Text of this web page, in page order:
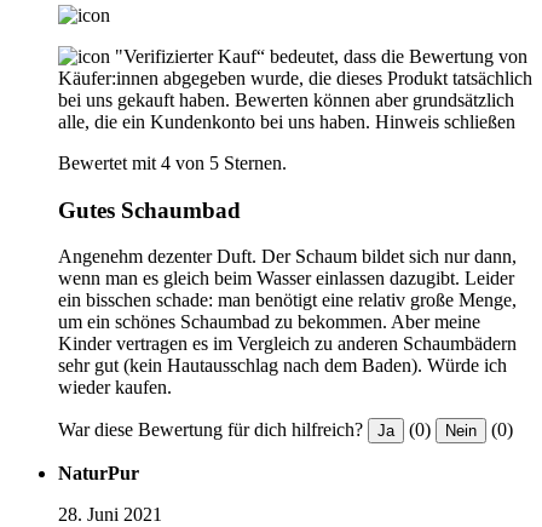
"Verifizierter Kauf“ bedeutet, dass die Bewertung von
Käufer:innen abgegeben wurde, die dieses Produkt tatsächlich
bei uns gekauft haben. Bewerten können aber grundsätzlich
alle, die ein Kundenkonto bei uns haben. Hinweis schließen
Bewertet mit 4 von 5 Sternen.
Gutes Schaumbad
Angenehm dezenter Duft. Der Schaum bildet sich nur dann,
wenn man es gleich beim Wasser einlassen dazugibt. Leider
ein bisschen schade: man benötigt eine relativ große Menge,
um ein schönes Schaumbad zu bekommen. Aber meine
Kinder vertragen es im Vergleich zu anderen Schaumbädern
sehr gut (kein Hautausschlag nach dem Baden). Würde ich
wieder kaufen.
War diese Bewertung für dich hilfreich? Ja (0) Nein (0)
NaturPur
28. Juni 2021